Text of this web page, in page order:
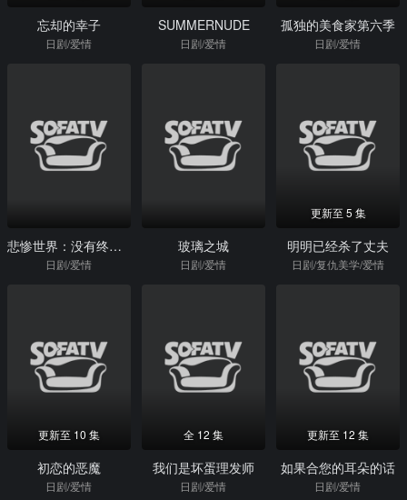
忘却的幸子
日剧/爱情
SUMMERNUDE
日剧/爱情
孤独的美食家第六季
日剧/爱情
悲惨世界：没有终点的旅途
日剧/爱情
玻璃之城
日剧/爱情
更新至 5 集
明明已经杀了丈夫
日剧/复仇美学/爱情
更新至 10 集
初恋的恶魔
日剧/爱情
全 12 集
我们是坏蛋理发师
日剧/爱情
更新至 12 集
如果合您的耳朵的话
日剧/爱情